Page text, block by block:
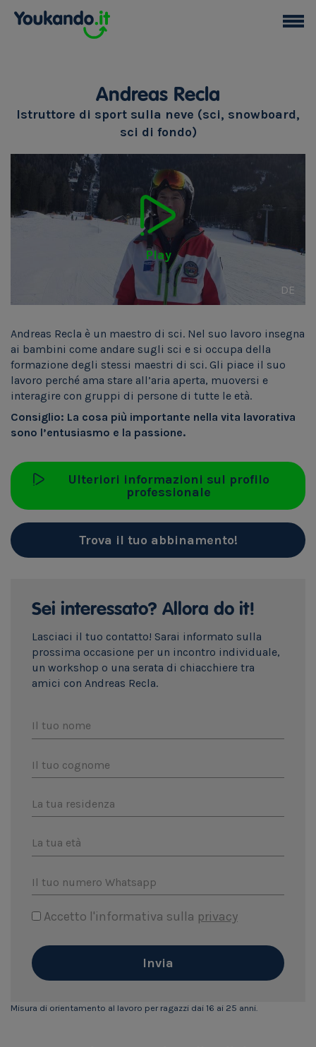
Andreas Recla
Istruttore di sport sulla neve (sci, snowboard,
sci di fondo)
Play
DE
Andreas Recla è un maestro di sci. Nel suo lavoro insegna
ai bambini come andare sugli sci e si occupa della
formazione degli stessi maestri di sci. Gli piace il suo
lavoro perché ama stare all’aria aperta, muoversi e
interagire con gruppi di persone di tutte le età.
Consiglio: La cosa più importante nella vita lavorativa
sono l’entusiasmo e la passione.
Ulteriori informazioni sul profilo
professionale
Trova il tuo abbinamento!
Sei interessato? Allora do it!
Lasciaci il tuo contatto! Sarai informato sulla
prossima occasione per un incontro individuale,
un workshop o una serata di chiacchiere tra
amici con Andreas Recla.
Il tuo nome
Il tuo cognome
La tua residenza
La tua età
Il tuo numero Whatsapp
Accetto l'informativa sulla privacy
Invia
Misura di orientamento al lavoro per ragazzi dai 16 ai 25 anni.